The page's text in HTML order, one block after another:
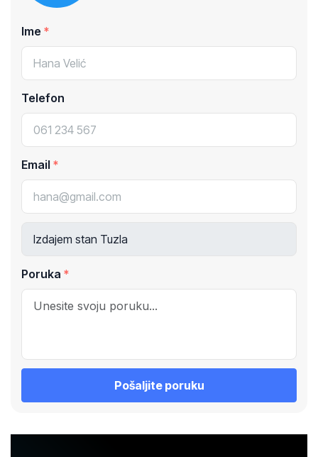
Ime
Telefon
Email
Poruka
Pošaljite poruku